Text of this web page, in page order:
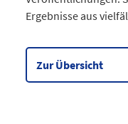
Datentabelle zum
Gesellschaft 64
Ergebnisse aus
Zur Übersicht